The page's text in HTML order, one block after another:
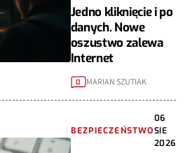
Jedno kliknięcie i po
danych. Nowe
oszustwo zalewa
Internet
0 MARIAN SZUTIAK
BEZPIECZEŃSTWO
06
SIE
2026